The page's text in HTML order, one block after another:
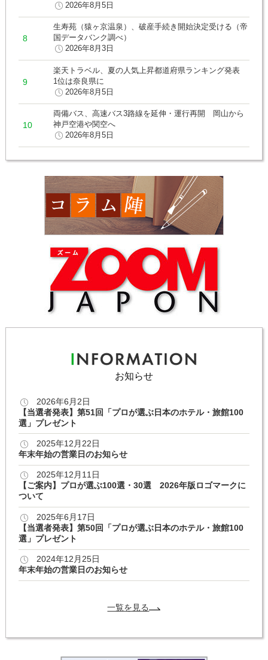
2026年8月5日
生寿苑（猿ヶ京温泉）、破産手続き開始決定受ける（帝
国データバンク調べ）
2026年8月3日
楽天トラベル、夏の人気上昇都道府県ランキング発表
1位は奈良県に
2026年8月5日
両備バス、高速バス3路線を延伸・運行再開 岡山から
神戸空港や関空へ
2026年8月5日
お知らせ
2026年6月2日
【当選者発表】第51回「プロが選ぶ日本のホテル・旅館100
選」プレゼント
2025年12月22日
年末年始の営業日のお知らせ
2025年12月11日
【ご案内】プロが選ぶ100選・30選 2026年版ロゴマークに
ついて
2025年6月17日
【当選者発表】第50回「プロが選ぶ日本のホテル・旅館100
選」プレゼント
2024年12月25日
年末年始の営業日のお知らせ
一覧を見る